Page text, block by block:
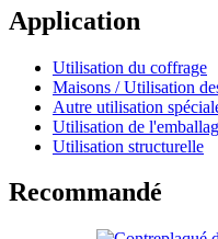
Application
Utilisation du coffrage
Maisons / Utilisation
Autre utilisation
Utilisation de
Utilisation structurelle
Recommandé